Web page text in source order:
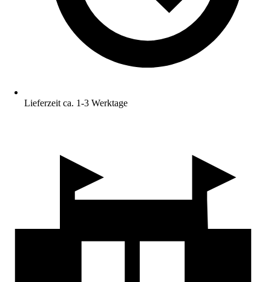
Lieferzeit ca. 1-3 Werktage